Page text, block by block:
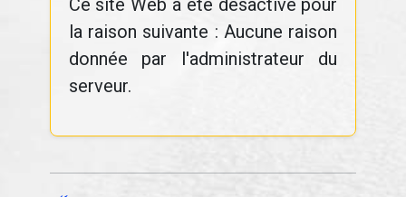
Ce site Web a été désactivé pour
la raison suivante : Aucune raison
donnée par l'administrateur du
serveur.